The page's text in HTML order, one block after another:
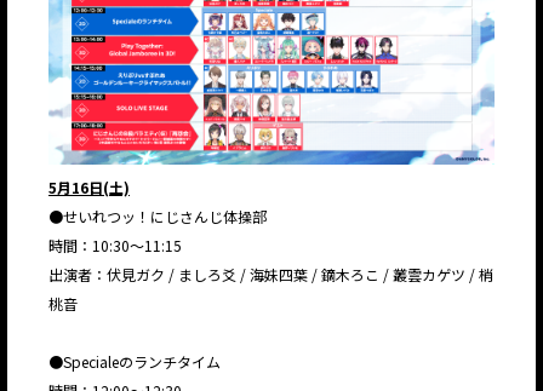
5月16日(土)
●せいれつッ！にじさんじ体操部
時間：10:30～11:15
出演者：伏見ガク / ましろ爻 / 海妹四葉 / 鏑木ろこ / 叢雲カゲツ / 梢
桃音
●Specialeのランチタイム